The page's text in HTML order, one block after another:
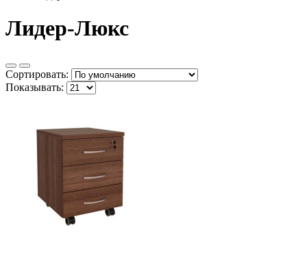
Лидер-Люкс
Сортировать:
Показывать: